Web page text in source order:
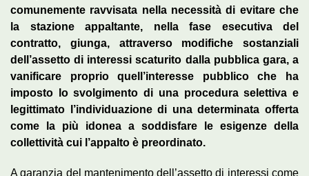
comunemente ravvisata nella necessità di evitare che
la stazione appaltante, nella fase esecutiva del
contratto, giunga, attraverso modifiche sostanziali
dell’assetto di interessi scaturito dalla pubblica gara, a
vanificare proprio quell’interesse pubblico che ha
imposto lo svolgimento di una procedura selettiva e
legittimato l’individuazione di una determinata offerta
come la più idonea a soddisfare le esigenze della
collettività cui l’appalto è preordinato.
A garanzia del mantenimento dell’assetto di interessi come